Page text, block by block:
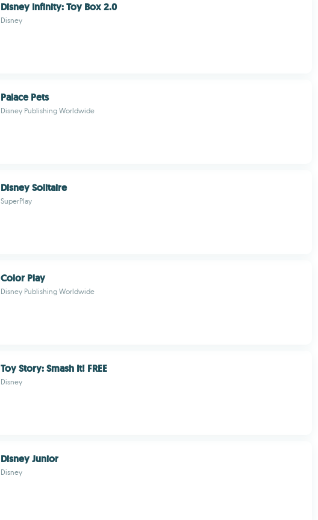
Disney Infinity: Toy Box 2.0
Disney
Palace Pets
Disney Publishing Worldwide
Disney Solitaire
SuperPlay
Color Play
Disney Publishing Worldwide
Toy Story: Smash It! FREE
Disney
Disney Junior
Disney